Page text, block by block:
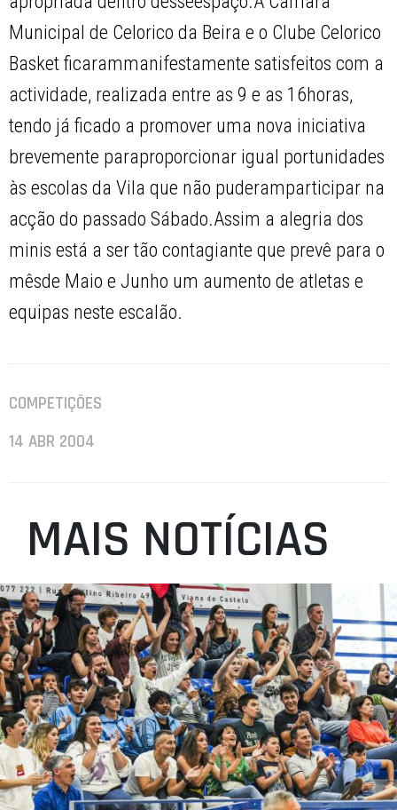
Municipal de Celorico da Beira e o Clube Celorico
Basket ficarammanifestamente satisfeitos com a
actividade, realizada entre as 9 e as 16horas,
tendo já ficado a promover uma nova iniciativa
brevemente paraproporcionar igual portunidades
às escolas da Vila que não puderamparticipar na
acção do passado Sábado.Assim a alegria dos
minis está a ser tão contagiante que prevê para o
mêsde Maio e Junho um aumento de atletas e
equipas neste escalão.
COMPETIÇÕES
14 ABR 2004
MAIS NOTÍCIAS